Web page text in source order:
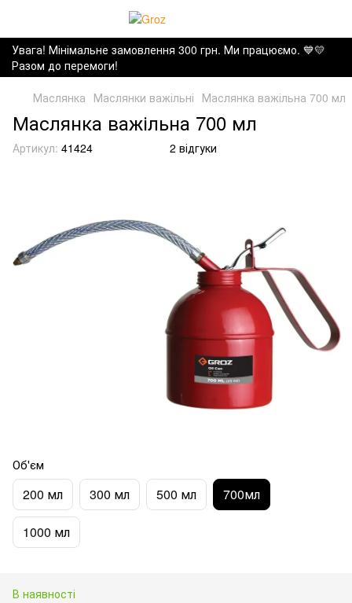
Увага! Мінімальне замовлення 300 грн. Ми працюємо. ​💙💛
Разом до перемоги!
Маслянка Маслянки важільні Маслянка важільна 700 мл
Маслянка важільна 700 мл
Артикул: 41424 2 відгуки
Об'єм
200 мл 300 мл 500 мл 700мл
1000 мл
В наявності